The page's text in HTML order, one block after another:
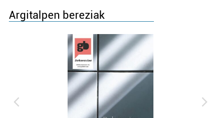
Argitalpen bereziak